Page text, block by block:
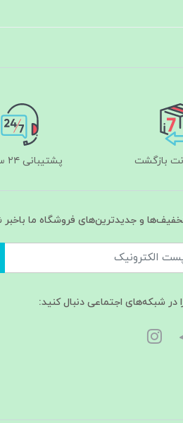
پشتیبانی ۲۴ ساعته
و جدیدترین‌های فروشگاه ما
در شبکه‌های اجتماعی دنبال کنید: